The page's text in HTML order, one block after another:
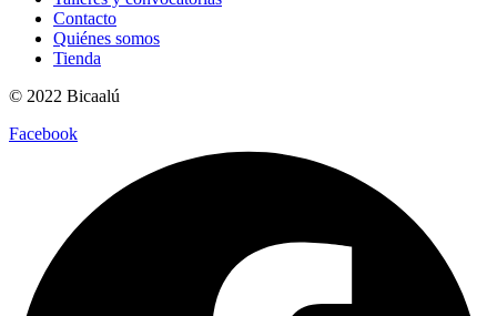
Contacto
Quiénes somos
Tienda
© 2022 Bicaalú
Facebook